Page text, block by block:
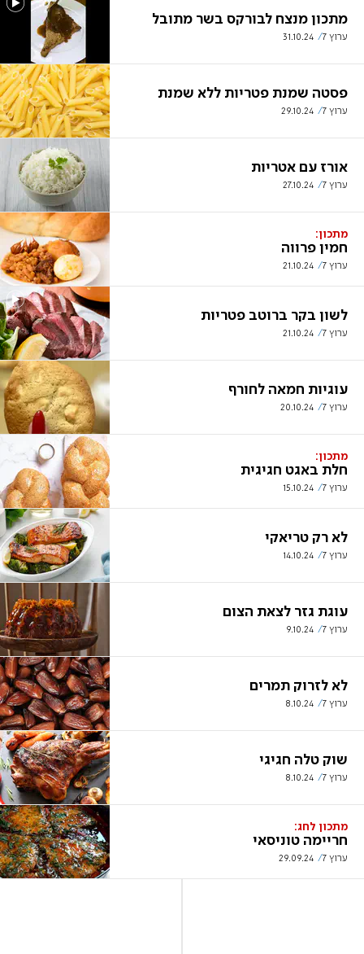
מתכון מנצח לבורקס בשר מתובל
ערוץ 7 31.10.24
פסטה שמנת פטריות ללא שמנת
ערוץ 7 29.10.24
אורז עם אטריות
ערוץ 7 27.10.24
מתכון:
חמין פרווה
ערוץ 7 21.10.24
לשון בקר ברוטב פטריות
ערוץ 7 21.10.24
עוגיות חמאה לחורף
ערוץ 7 20.10.24
מתכון:
חלת באגט חגיגית
ערוץ 7 15.10.24
לא רק טריאקי
ערוץ 7 14.10.24
עוגת גזר לצאת הצום
ערוץ 7 9.10.24
לא לזרוק תמרים
ערוץ 7 8.10.24
שוק טלה חגיגי
ערוץ 7 8.10.24
מתכון לחג:
חריימה טוניסאי
ערוץ 7 29.09.24